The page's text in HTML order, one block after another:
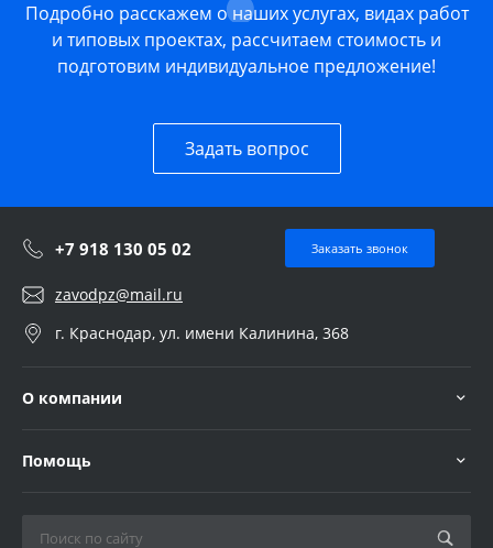
Подробно расскажем о наших услугах, видах работ
и типовых проектах, рассчитаем стоимость и
подготовим индивидуальное предложение!
Задать вопрос
+7 918 130 05 02 Заказать звонок
zavodpz@mail.ru
г. Краснодар, ул. имени Калинина, 368
О компании
Помощь